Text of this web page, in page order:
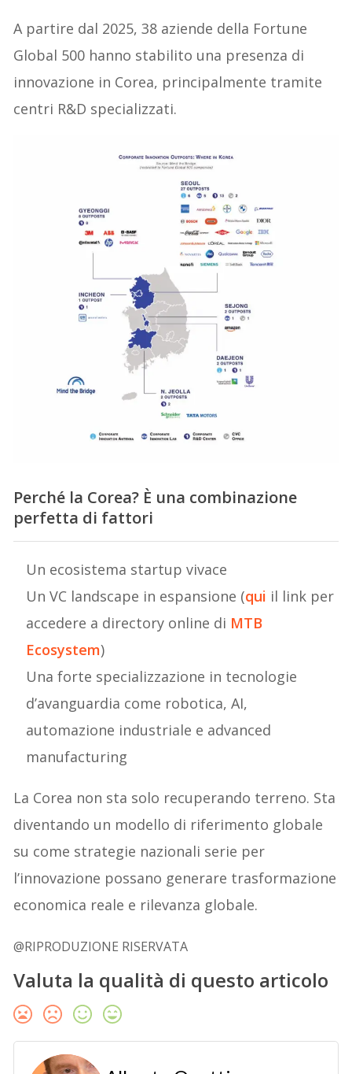
A partire dal 2025, 38 aziende della Fortune
Global 500 hanno stabilito una presenza di
innovazione in Corea, principalmente tramite
centri R&D specializzati.
Perché la Corea? È una combinazione
perfetta di fattori
Un ecosistema startup vivace
Un VC landscape in espansione (qui il link per
accedere a directory online di MTB
Ecosystem)
Una forte specializzazione in tecnologie
d’avanguardia come robotica, AI,
automazione industriale e advanced
manufacturing
La Corea non sta solo recuperando terreno. Sta
diventando un modello di riferimento globale
su come strategie nazionali serie per
l’innovazione possano generare trasformazione
economica reale e rilevanza globale.
@RIPRODUZIONE RISERVATA
Valuta la qualità di questo articolo